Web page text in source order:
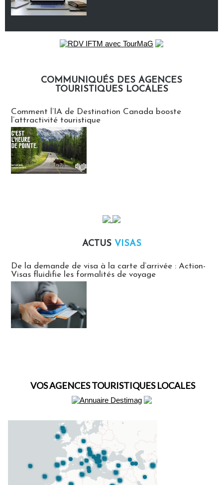
COMMUNIQUÉS DES AGENCES
TOURISTIQUES LOCALES
Comment l’IA de Destination Canada booste
l’attractivité touristique
ACTUS VISAS
De la demande de visa à la carte d’arrivée : Action-
Visas fluidifie les formalités de voyage
VOS AGENCES TOURISTIQUES LOCALES